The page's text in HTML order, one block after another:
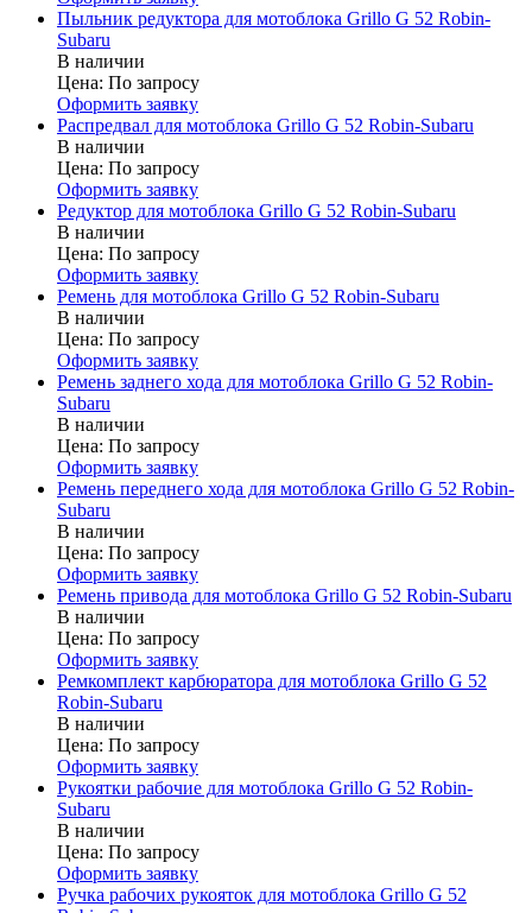
Пыльник редуктора для мотоблока Grillo G 52 Robin-
Subaru
В наличии
Цена: По запросу
Оформить заявку
Распредвал для мотоблока Grillo G 52 Robin-Subaru
В наличии
Цена: По запросу
Оформить заявку
Редуктор для мотоблока Grillo G 52 Robin-Subaru
В наличии
Цена: По запросу
Оформить заявку
Ремень для мотоблока Grillo G 52 Robin-Subaru
В наличии
Цена: По запросу
Оформить заявку
Ремень заднего хода для мотоблока Grillo G 52 Robin-
Subaru
В наличии
Цена: По запросу
Оформить заявку
Ремень переднего хода для мотоблока Grillo G 52 Robin-
Subaru
В наличии
Цена: По запросу
Оформить заявку
Ремень привода для мотоблока Grillo G 52 Robin-Subaru
В наличии
Цена: По запросу
Оформить заявку
Ремкомплект карбюратора для мотоблока Grillo G 52
Robin-Subaru
В наличии
Цена: По запросу
Оформить заявку
Рукоятки рабочие для мотоблока Grillo G 52 Robin-
Subaru
В наличии
Цена: По запросу
Оформить заявку
Ручка рабочих рукояток для мотоблока Grillo G 52